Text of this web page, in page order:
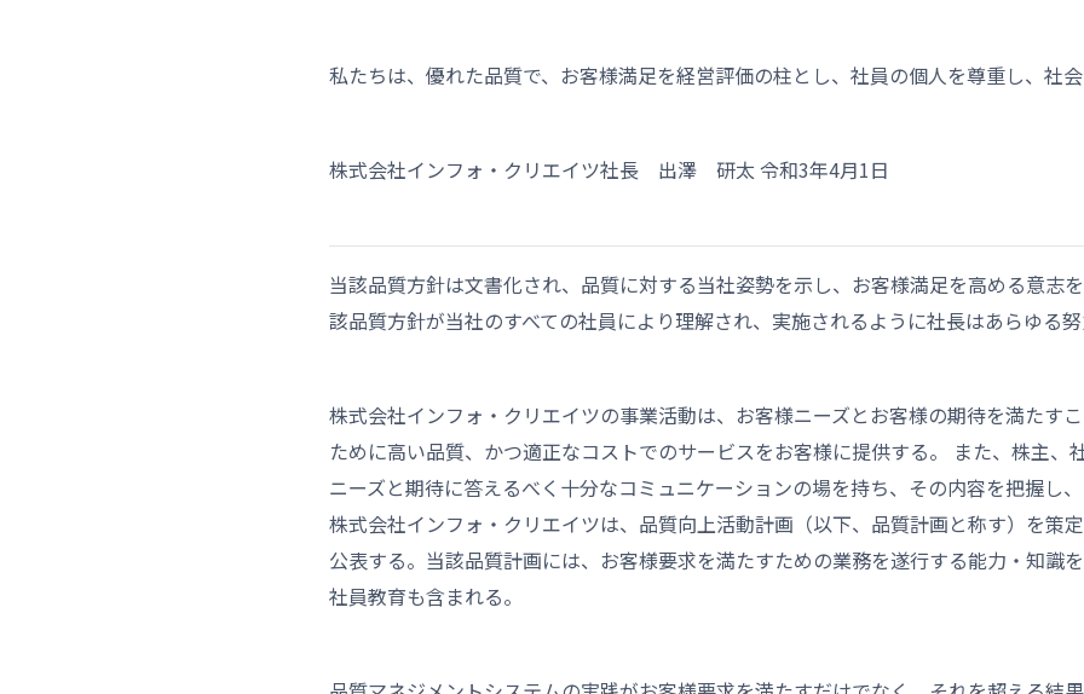
私たちは、優れた品質で、お客様満足を経営評価の柱とし、社員の個人を尊重し、社
株式会社インフォ・クリエイツ社長 出澤 研太 令和3年4月1日
当該品質方針は文書化され、品質に対する当社姿勢を示し、お客様満足を高める意志
該品質方針が当社のすべての社員により理解され、実施されるように社長はあらゆる
株式会社インフォ・クリエイツの事業活動は、お客様ニーズとお客様の期待を満たす
ために高い品質、かつ適正なコストでのサービスをお客様に提供する。 また、株主、
ニーズと期待に答えるべく十分なコミュニケーションの場を持ち、その内容を把握し
株式会社インフォ・クリエイツは、品質向上活動計画（以下、品質計画と称す）を策
公表する。当該品質計画には、お客様要求を満たすための業務を遂行する能力・知識
社員教育も含まれる。